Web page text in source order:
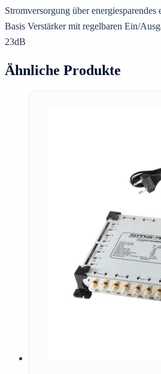
Stromversorgung über energiesparendes
Basis Verstärker mit regelbaren Ein/
23dB
Ähnliche Produkte